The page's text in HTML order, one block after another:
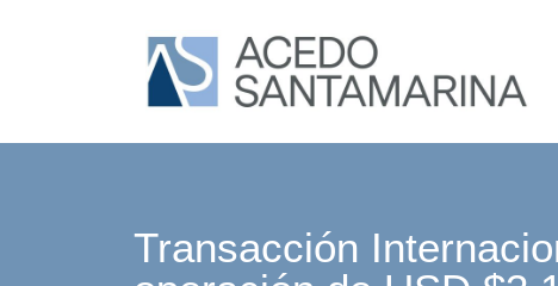
Transacción